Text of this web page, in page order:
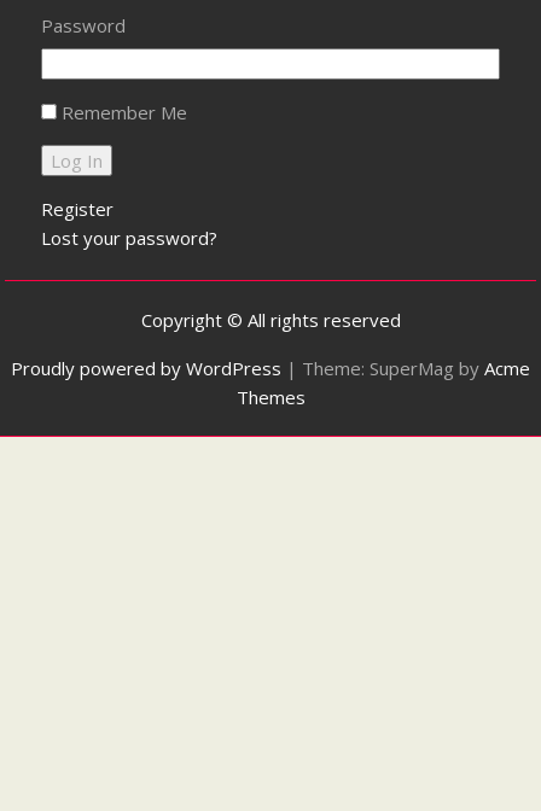
Password
Remember Me
Register
Lost your password?
Copyright © All rights reserved
Proudly powered by WordPress | Theme: SuperMag by Acme
Themes